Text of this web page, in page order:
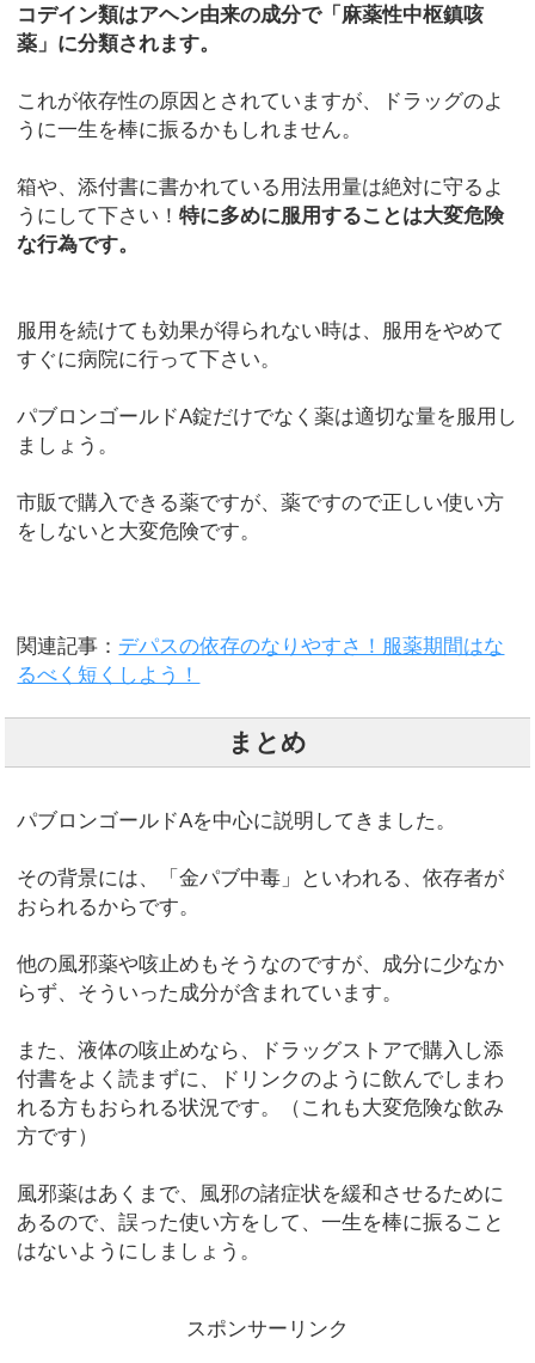
コデイン類はアヘン由来の成分で「麻薬性中枢鎮咳
薬」に分類されます。
これが依存性の原因とされていますが、ドラッグのよ
うに一生を棒に振るかもしれません。
箱や、添付書に書かれている用法用量は絶対に守るよ
うにして下さい！特に多めに服用することは大変危険
な行為です。
服用を続けても効果が得られない時は、服用をやめて
すぐに病院に行って下さい。
パブロンゴールドA錠だけでなく薬は適切な量を服用し
ましょう。
市販で購入できる薬ですが、薬ですので正しい使い方
をしないと大変危険です。
関連記事： デパスの依存のなりやすさ！服薬期間はな
るべく短くしよう！
まとめ
パブロンゴールドAを中心に説明してきました。
その背景には、「金パブ中毒」といわれる、依存者が
おられるからです。
他の風邪薬や咳止めもそうなのですが、成分に少なか
らず、そういった成分が含まれています。
また、液体の咳止めなら、ドラッグストアで購入し添
付書をよく読まずに、ドリンクのように飲んでしまわ
れる方もおられる状況です。（これも大変危険な飲み
方です）
風邪薬はあくまで、風邪の諸症状を緩和させるために
あるので、誤った使い方をして、一生を棒に振ること
はないようにしましょう。
スポンサーリンク